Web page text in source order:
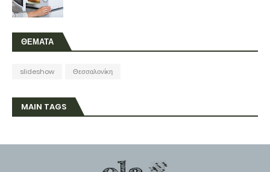
ΘΕΜΑΤΑ
slideshow Θεσσαλονίκη
MAIN TAGS